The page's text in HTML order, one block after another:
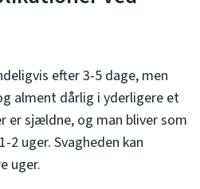
efter 3-5 dage, men
alment dårlig i yderligere et
er sjældne, og man bliver som
2 uger. Svagheden kan
uger.